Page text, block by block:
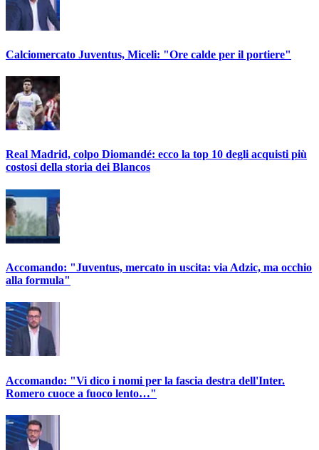
Calciomercato Juventus, Miceli: "Ore calde per il portiere"
Real Madrid, colpo Diomandé: ecco la top 10 degli acquisti più
costosi della storia dei Blancos
Accomando: "Juventus, mercato in uscita: via Adzic, ma occhio
alla formula"
Accomando: "Vi dico i nomi per la fascia destra dell'Inter.
Romero cuoce a fuoco lento…"